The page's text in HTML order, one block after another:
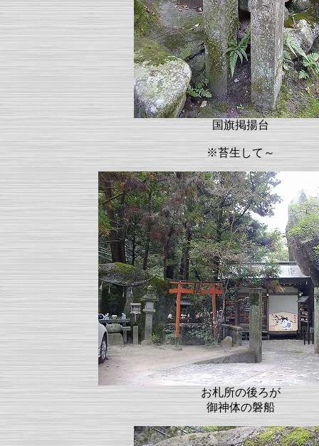
国旗掲揚台
※苔生して～
お札所の後ろが
御神体の磐船